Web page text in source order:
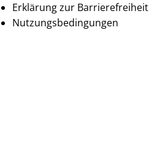
Erklärung zur Barrierefreiheit
Nutzungsbedingungen